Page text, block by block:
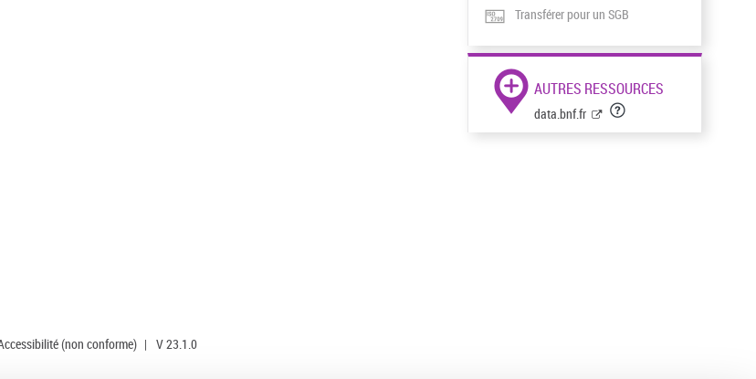
Transférer pour un SGB
AUTRES RESSOURCES
data.bnf.fr
(non conforme) | V 23.1.0